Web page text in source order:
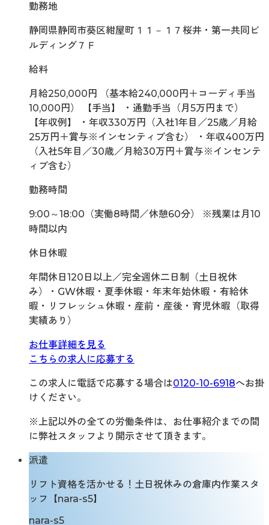
勤務地
静岡県静岡市葵区紺屋町１１－１７桜井・第一共同ビ
ルディング７Ｆ
給料
月給250,000円 （基本給240,000円＋コーディ手当
10,000円） 【手当】 ・通勤手当（月5万円まで）
【年収例】 ・年収330万円（入社1年目／25歳／月給
25万円＋賞与※インセンティブ含む） ・年収400万円
（入社5年目／30歳／月給30万円＋賞与※インセンテ
ィブ含む）
勤務時間
9:00～18:00（実働8時間／休憩60分） ※残業は月10
時間以内
休日休暇
年間休日120日以上／完全週休二日制（土日祝休
み）・GW休暇・夏季休暇・年末年始休暇・有給休
暇・リフレッシュ休暇・産前・産後・育児休暇（取得
実績あり）
お仕事詳細を見る
こちらの求人に応募する
この求人に電話で応募する場合は0120-10-6918へお掛
けください。
※上記以外の全ての労働条件は、お仕事紹介までの間
に弊社スタッフより開示させて頂きます。
派遣
リフト資格を活かせる！土日祝休みの倉庫内作業スタ
ッフ【nara-s5】
nara-s5